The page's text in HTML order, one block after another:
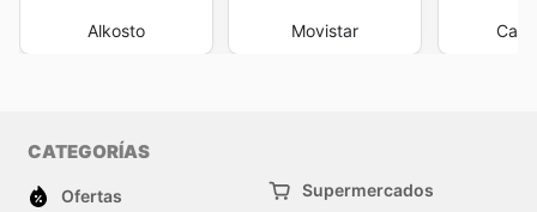
Alkosto Movistar
CATEGORÍAS
Ofertas
Supermercados